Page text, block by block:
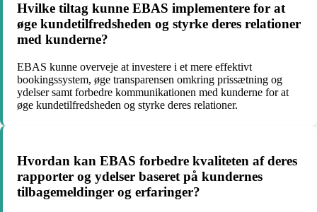
Hvilke tiltag kunne EBAS implementere for at
øge kundetilfredsheden og styrke deres relationer
med kunderne?
EBAS kunne overveje at investere i et mere effektivt
bookingssystem, øge transparensen omkring prissætning og
ydelser samt forbedre kommunikationen med kunderne for at
øge kundetilfredsheden og styrke deres relationer.
Hvordan kan EBAS forbedre kvaliteten af deres
rapporter og ydelser baseret på kundernes
tilbagemeldinger og erfaringer?